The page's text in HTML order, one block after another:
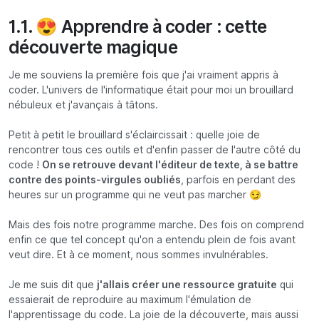
1.1. 😍 Apprendre à coder : cette
découverte magique
Je me souviens la première fois que j'ai vraiment appris à
coder. L'univers de l'informatique était pour moi un brouillard
nébuleux et j'avançais à tâtons.
Petit à petit le brouillard s'éclaircissait : quelle joie de
rencontrer tous ces outils et d'enfin passer de l'autre côté du
code ! On se retrouve devant l'éditeur de texte, à se battre
contre des points-virgules oubliés , parfois en perdant des
heures sur un programme qui ne veut pas marcher 😏
Mais des fois notre programme marche. Des fois on comprend
enfin ce que tel concept qu'on a entendu plein de fois avant
veut dire. Et à ce moment, nous sommes invulnérables.
Je me suis dit que j'allais créer une ressource gratuite qui
essaierait de reproduire au maximum l'émulation de
l'apprentissage du code. La joie de la découverte, mais aussi